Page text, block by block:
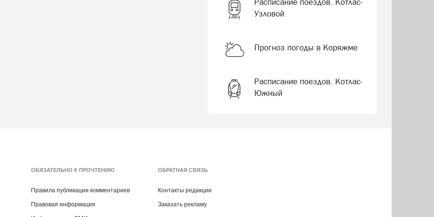
Узловой
Прогноз погоды в Коряжме
Расписание поездов. Котлас-
Южный
ОБЯЗАТЕЛЬНО К ПРОЧТЕНИЮ
Правила публикации комментариев
Правовая информация
ОБРАТНАЯ СВЯЗЬ
Контакты редакции
Заказать рекламу